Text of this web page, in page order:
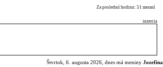
Za poslednú hodinu: 51 meraní
inzercia
Štvrtok, 6. augusta 2026, dnes má meniny Jozefína